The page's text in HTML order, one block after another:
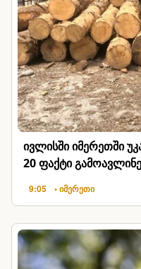
ივლისში იმერეთში
20 ფაქტი
9:05 • იმერეთი